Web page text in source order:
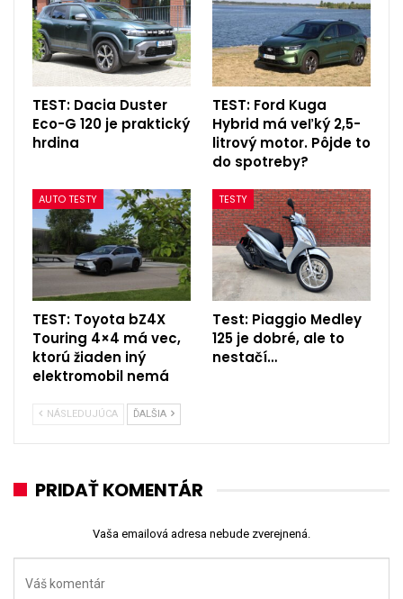
TEST: Dacia Duster
Eco-G 120 je praktický
hrdina
TEST: Ford Kuga
Hybrid má veľký 2,5-
litrový motor. Pôjde to
do spotreby?
AUTO TESTY
TEST: Toyota bZ4X
Touring 4×4 má vec,
ktorú žiaden iný
elektromobil nemá
TESTY
Test: Piaggio Medley
125 je dobré, ale to
nestačí…
NÁSLEDUJÚCA ĎALŠIA
PRIDAŤ KOMENTÁR
Vaša emailová adresa nebude zverejnená.